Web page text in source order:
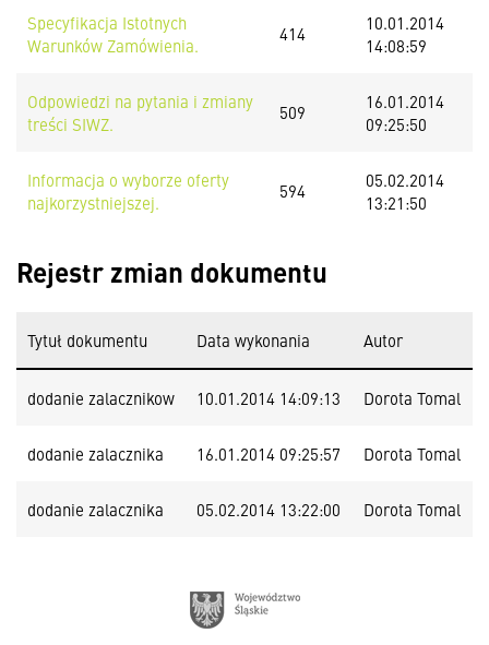
Specyfikacja Istotnych
Warunków Zamówienia.
414
10.01.2014
14:08:59
Odpowiedzi na pytania i zmiany
treści SIWZ.
509
16.01.2014
09:25:50
Informacja o wyborze oferty
najkorzystniejszej.
594
05.02.2014
13:21:50
Rejestr zmian dokumentu
Tytuł dokumentu Data wykonania Autor
dodanie zalacznikow 10.01.2014 14:09:13 Dorota Tomal
dodanie zalacznika 16.01.2014 09:25:57 Dorota Tomal
dodanie zalacznika 05.02.2014 13:22:00 Dorota Tomal